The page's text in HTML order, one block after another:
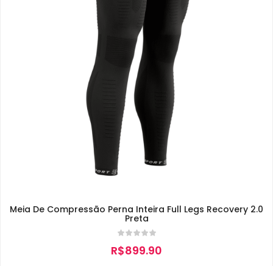
Meia De Compressão Perna Inteira Full Legs Recovery 2.0
Preta
R$899.90